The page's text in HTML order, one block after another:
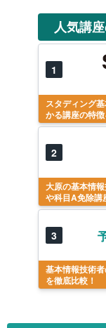
人気講
1
スタディング
かる講座の特徴
2
大原の基本情
や科目A免除講
3
基本情報技術
を徹底比較！